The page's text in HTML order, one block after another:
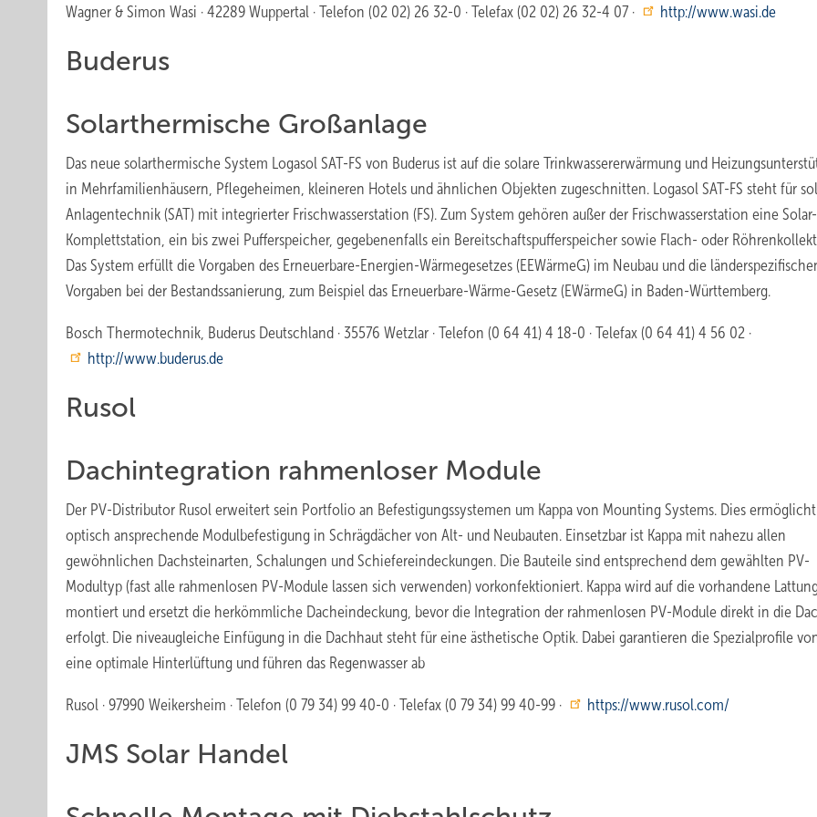
Wagner & Simon Wasi · 42289 Wuppertal · Telefon (02 02) 26 32-0 · Telefax (02 02) 26 32-4 07 · http://www.wasi.de
Buderus
Solarthermische Großanlage
Das neue solarthermische System Logasol SAT-FS von Buderus ist auf die solare Trinkwassererwärmung und
in Mehrfamilienhäusern, Pflegeheimen, kleineren Hotels und ähnlichen Objekten zugeschnitten. Logasol SAT-FS steht für
Anlagentechnik (SAT) mit integrierter Frischwasserstation (FS). Zum System gehören außer der Frischwasserstation eine Solar-
Komplettstation, ein bis zwei Pufferspeicher, gegebenenfalls ein Bereitschaftspufferspeicher sowie Flach- oder
Das System erfüllt die Vorgaben des Erneuerbare-Energien-Wärmegesetzes (EEWärmeG) im Neubau und die
Vorgaben bei der Bestandssanierung, zum Beispiel das Erneuerbare-Wärme-Gesetz (EWärmeG) in Baden-Württemberg.
Bosch Thermotechnik, Buderus Deutschland · 35576 Wetzlar · Telefon (0 64 41) 4 18-0 · Telefax (0 64 41) 4 56 02 ·
http://www.buderus.de
Rusol
Dachintegration rahmenloser Module
Der PV-Distributor Rusol erweitert sein Portfolio an Befestigungssystemen um Kappa von Mounting Systems. Dies
optisch ansprechende Modulbefestigung in Schrägdächer von Alt- und Neubauten. Einsetzbar ist Kappa mit nahezu allen
gewöhnlichen Dachsteinarten, Schalungen und Schiefereindeckungen. Die Bauteile sind entsprechend dem gewählten PV-
Modultyp (fast alle rahmenlosen PV-Module lassen sich verwenden) vorkonfektioniert. Kappa wird auf die vorhandene
montiert und ersetzt die herkömmliche Dacheindeckung, bevor die Integration der rahmenlosen PV-Module direkt in die
erfolgt. Die niveaugleiche Einfügung in die Dachhaut steht für eine ästhetische Optik. Dabei garantieren die Spezialprofile
eine optimale Hinterlüftung und führen das Regenwasser ab
Rusol · 97990 Weikersheim · Telefon (0 79 34) 99 40-0 · Telefax (0 79 34) 99 40-99 · https://www.rusol.com/
JMS Solar Handel